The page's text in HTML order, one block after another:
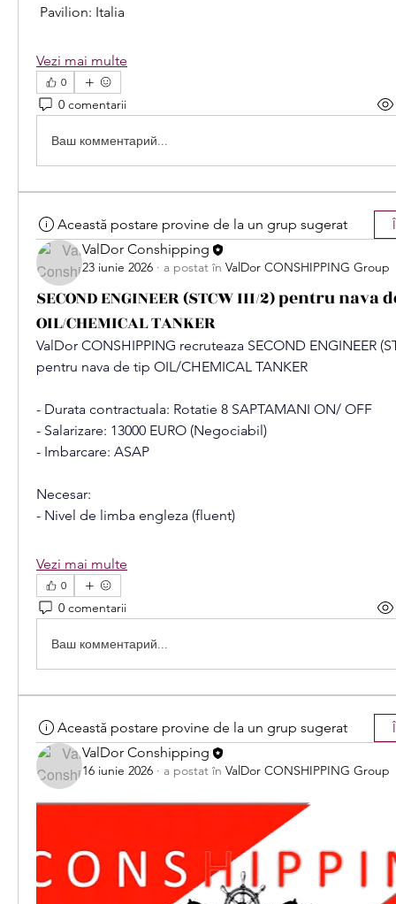
Pavilion: Italia
Vezi mai multe
0
0 comentarii
Ваш комментарий...
Această postare provine de la un grup sugerat
ValDor Conshipping
23 iunie 2026 · a postat în ValDor CONSHIPPING Group
SECOND ENGINEER (STCW III/2) pentru nava
OIL/CHEMICAL TANKER
ValDor CONSHIPPING recruteaza SECOND ENGINEER
pentru nava de tip OIL/CHEMICAL TANKER
- Durata contractuala: Rotatie 8 SAPTAMANI ON/ OFF
- Salarizare: 13000 EURO (Negociabil)
- Imbarcare: ASAP
Necesar:
- Nivel de limba engleza (fluent)
Vezi mai multe
0
0 comentarii
Ваш комментарий...
Această postare provine de la un grup sugerat
ValDor Conshipping
16 iunie 2026 · a postat în ValDor CONSHIPPING Group